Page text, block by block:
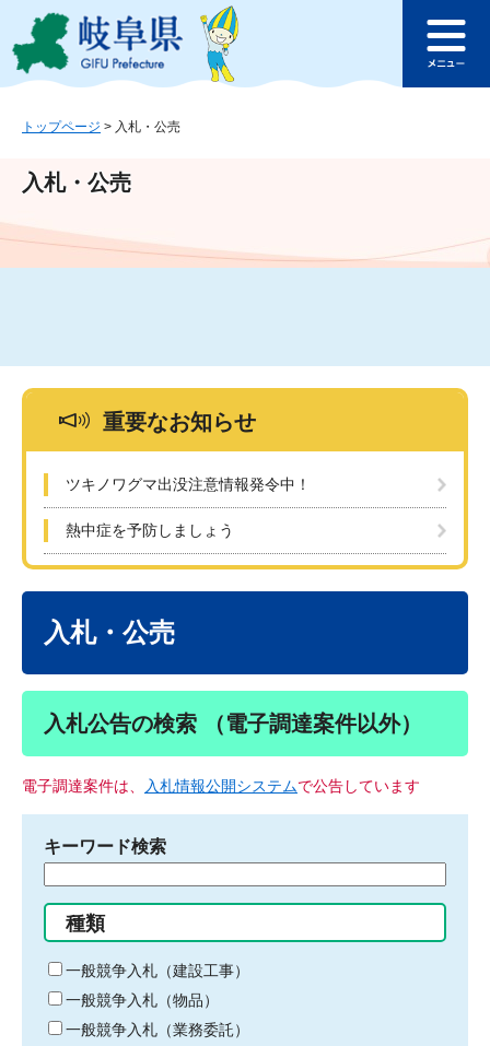
ジ
ュ
文
このページの本文へ
ュ
トップページ > 入札・公売
入札・公売
重要なお知らせ
ツキノワグマ出没注意情報発令中！
熱中症を予防しましょう
入札・公売
入札公告の検索 （電子調達案件以外）
電子調達案件は、 入札情報公開システムで公告しています
キーワード検索
る
キ
ー
ワ
ー
種類
一般競争入札（建設工事）
一般競争入札（物品）
一般競争入札（業務委託）